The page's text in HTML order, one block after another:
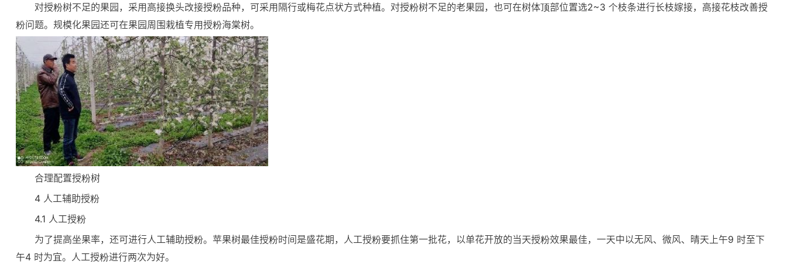
对授粉树不足的果园，采用高接换头改接授粉品种，可采用隔行或梅花点状方式种植。对授粉树不足的老果园，也可在树体顶部位置选2~3 个枝条进行长枝嫁接，高接花枝改善授
粉问题。规模化果园还可在果园周围栽植专用授粉海棠树。
合理配置授粉树
4 人工辅助授粉
4.1 人工授粉
为了提高坐果率，还可进行人工辅助授粉。苹果树最佳授粉时间是盛花期，人工授粉要抓住第一批花，以单花开放的当天授粉效果最佳，一天中以无风、微风、晴天上午9 时至下
午4 时为宜。人工授粉进行两次为好。